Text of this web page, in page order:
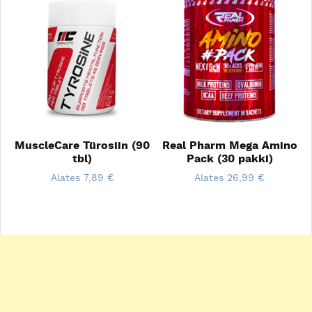
MuscleCare Türosiin (90
tbl)
Alates 7,89 €
Real Pharm Mega Amino
Pack (30 pakki)
Alates 26,99 €